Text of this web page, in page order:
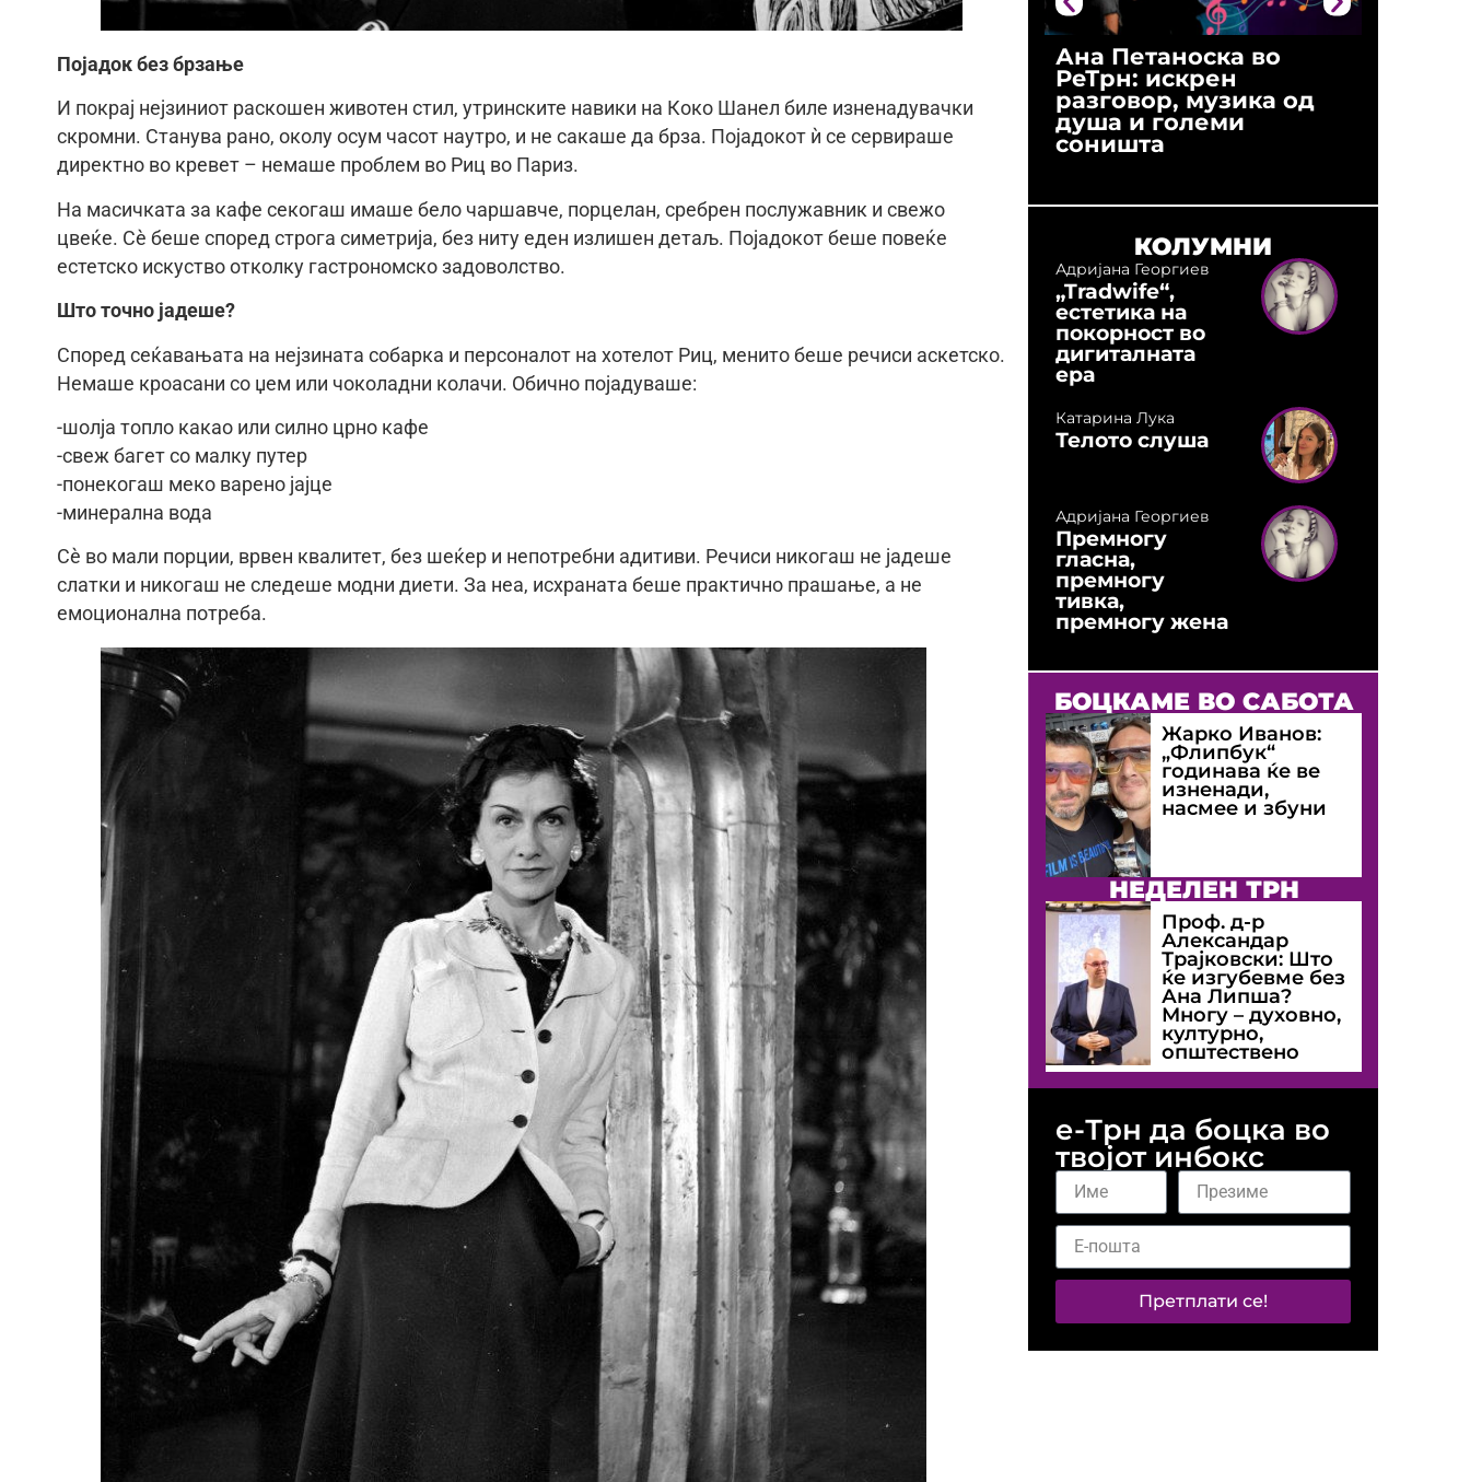
Појадок без брзање
И покрај нејзиниот раскошен животен стил, утринските навики на Коко Шанел биле изненадувачки
скромни. Станува рано, околу осум часот наутро, и не сакаше да брза. Појадокот ѝ се сервираше
директно во кревет – немаше проблем во Риц во Париз.
На масичката за кафе секогаш имаше бело чаршавче, порцелан, сребрен послужавник и свежо
цвеќе. Сè беше според строга симетрија, без ниту еден излишен детаљ. Појадокот беше повеќе
естетско искуство отколку гастрономско задоволство.
Што точно јадеше?
Според сеќавањата на нејзината собарка и персоналот на хотелот Риц, менито беше речиси аскетско.
Немаше кроасани со џем или чоколадни колачи. Обично појадуваше:
-шолја топло какао или силно црно кафе
-свеж багет со малку путер
-понекогаш меко варено јајце
-минерална вода
Сè во мали порции, врвен квалитет, без шеќер и непотребни адитиви. Речиси никогаш не јадеше
слатки и никогаш не следеше модни диети. За неа, исхраната беше практично прашање, а не
емоционална потреба.
Ана Петаноска во
РеТрн: искрен
разговор, музика од
душа и големи
соништа
КОЛУМНИ
Адријана Георгиев
„Tradwife“,
естетика на
покорност во
дигиталната
ера
Катарина Лука
Телото слуша
Адријана Георгиев
Премногу
гласна,
премногу
тивка,
премногу жена
БОЦКАМЕ ВО САБОТА
Жарко Иванов:
„Флипбук“
годинава ќе ве
изненади,
насмее и збуни
НЕДЕЛЕН ТРН
Проф. д-р
Александар
Трајковски: Што
ќе изгубевме без
Ана Липша?
Многу – духовно,
културно,
општествено
е-Трн да боцка во
твојот инбокс
Претплати се!